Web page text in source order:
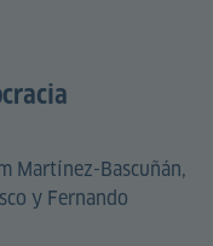
Martínez-Bascuñán,
y Fernando